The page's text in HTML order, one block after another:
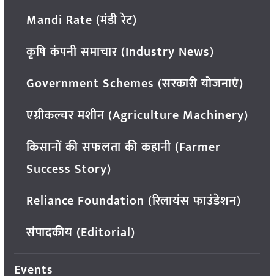
Mandi Rate (मंडी रेट)
कृषि कंपनी समाचार (Industry News)
Government Schemes (सरकारी योजनाएं)
एग्रीकल्चर मशीन (Agriculture Machinery)
किसानों की सफलता की कहानी (Farmer
Success Story)
Reliance Foundation (रिलायंस फाउंडेशन)
संपादकीय (Editorial)
Events